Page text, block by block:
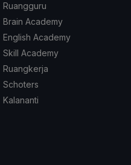
Ruangguru
Brain Academy
English Academy
Skill Academy
Ruangkerja
Schoters
Kalananti